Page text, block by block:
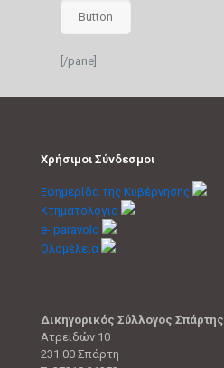
Button
[/pane]
Χρήσιμοι Σύνδεσμοι
Εφημερίδα της Κυβέρνησης
Κτηματολόγιο
e- paravolo
Ολομέλεια
Δικηγορικός Σύλλογος Σπάρτης
Ατρειδών 10
231 00 Σπάρτη